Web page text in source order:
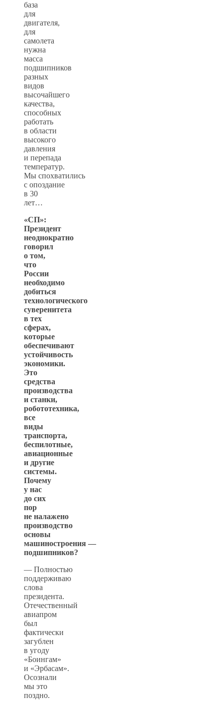
база
для
двигателя,
для
самолета
нужна
масса
подшипников
разных
видов
высочайшего
качества,
способных
работать
в области
высокого
давления
и перепада
температур.
Мы спохватились
с опоздание
в 30
лет…
«СП»:
Президент
неоднократно
говорил
о том,
что
России
необходимо
добиться
технологического
суверенитета
в тех
сферах,
которые
обеспечивают
устойчивость
экономики.
Это
средства
производства
и станки,
робототехника,
все
виды
транспорта,
беспилотные,
авиационные
и другие
системы.
Почему
у нас
до сих
пор
не налажено
производство
основы
машиностроения —
подшипников?
— Полностью
поддерживаю
слова
президента.
Отечественный
авиапром
был
фактически
загублен
в угоду
«Боингам»
и «Эрбасам».
Осознали
мы это
поздно.